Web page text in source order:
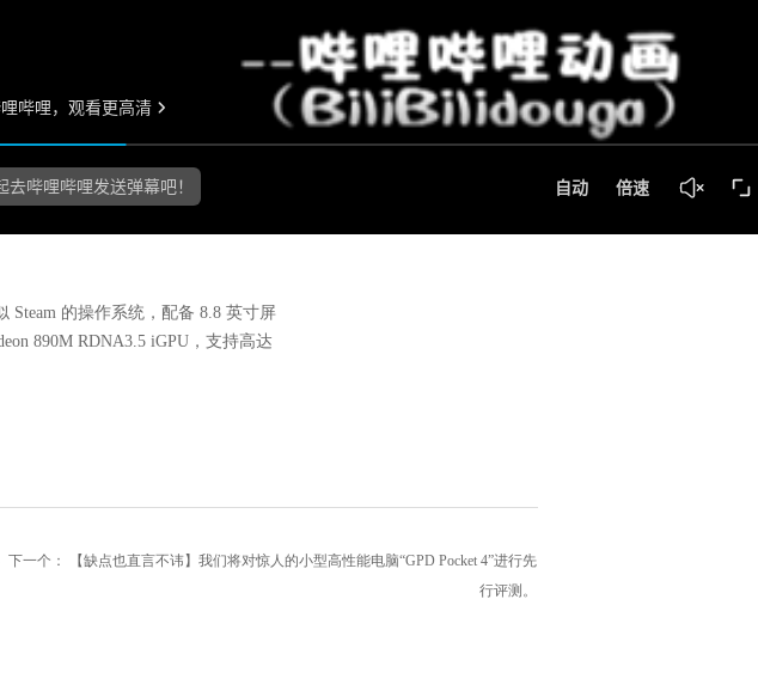
下一个：
【缺点也直言不讳】我们将对惊人的小型高性能电脑“GPD Pocket 4”进行先
行评测。
Steam 的操作系统，配备 8.8 英寸屏
890M RDNA3.5 iGPU，支持高达